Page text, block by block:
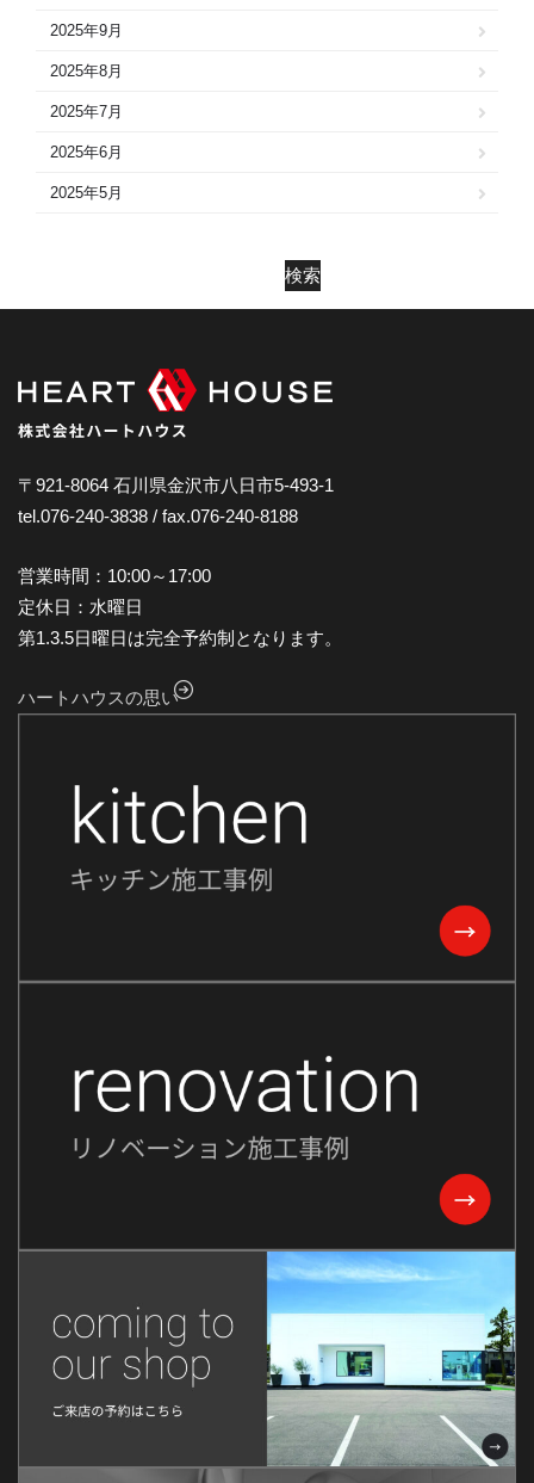
2025年9月
2025年8月
2025年7月
2025年6月
2025年5月
2025年2月
2024年12月
2024年11月
2024年10月
2024年9月
2024年7月
2024年6月
2024年4月
2024年2月
2024年1月
2023年12月
2023年7月
2022年8月
2022年6月
2022年5月
2022年4月
検索
〒921-8064 石川県金沢市八日市5-493-1
tel.076-240-3838 / fax.076-240-8188
営業時間：10:00～17:00
定休日：水曜日
第1.3.5日曜日は完全予約制となります。
ハートハウスの思い